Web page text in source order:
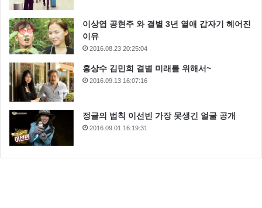
이상엽 공현주 와 결별 3년 열애 갑자기 헤어진
이유
2016.08.23 20:25:04
홍상수 김민희 결별 미래를 위해서~
2016.09.13 16:07:16
정글의 법칙 이선빈 가장 못생긴 얼굴 공개
2016.09.01 16:19:31